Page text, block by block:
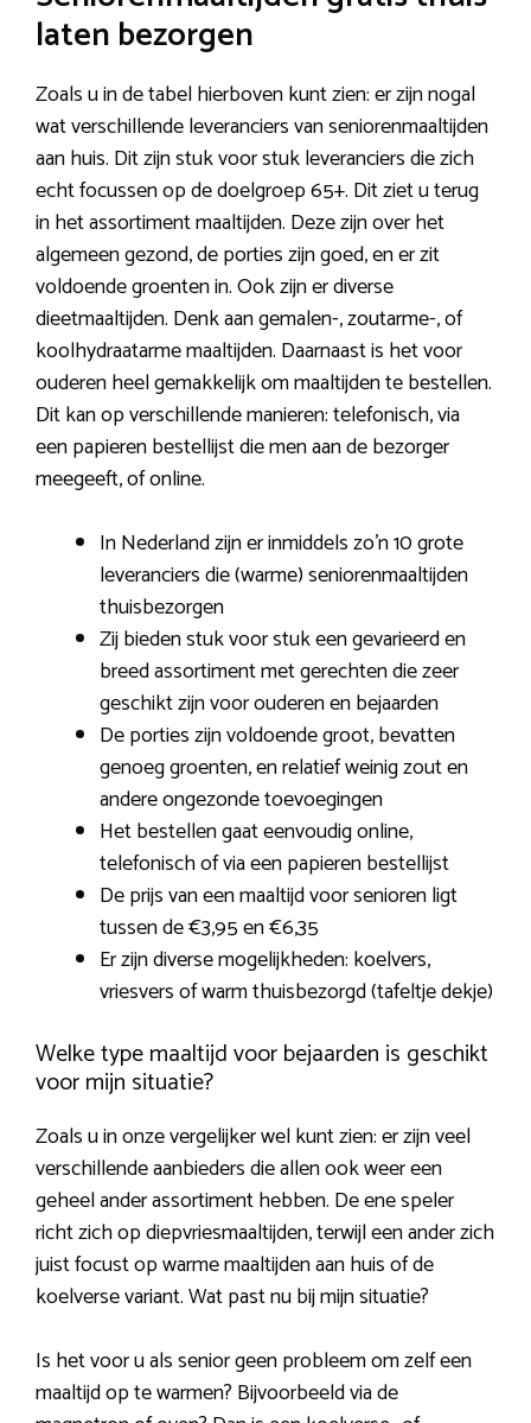
laten bezorgen
Zoals u in de tabel hierboven kunt zien: er zijn nogal
wat verschillende leveranciers van seniorenmaaltijden
aan huis. Dit zijn stuk voor stuk leveranciers die zich
echt focussen op de doelgroep 65+. Dit ziet u terug
in het assortiment maaltijden. Deze zijn over het
algemeen gezond, de porties zijn goed, en er zit
voldoende groenten in. Ook zijn er diverse
dieetmaaltijden. Denk aan gemalen-, zoutarme-, of
koolhydraatarme maaltijden. Daarnaast is het voor
ouderen heel gemakkelijk om maaltijden te bestellen.
Dit kan op verschillende manieren: telefonisch, via
een papieren bestellijst die men aan de bezorger
meegeeft, of online.
In Nederland zijn er inmiddels zo’n 10 grote
leveranciers die (warme) seniorenmaaltijden
thuisbezorgen
Zij bieden stuk voor stuk een gevarieerd en
breed assortiment met gerechten die zeer
geschikt zijn voor ouderen en bejaarden
De porties zijn voldoende groot, bevatten
genoeg groenten, en relatief weinig zout en
andere ongezonde toevoegingen
Het bestellen gaat eenvoudig online,
telefonisch of via een papieren bestellijst
De prijs van een maaltijd voor senioren ligt
tussen de €3,95 en €6,35
Er zijn diverse mogelijkheden: koelvers,
vriesvers of warm thuisbezorgd (tafeltje dekje)
Welke type maaltijd voor bejaarden is geschikt
voor mijn situatie?
Zoals u in onze vergelijker wel kunt zien: er zijn veel
verschillende aanbieders die allen ook weer een
geheel ander assortiment hebben. De ene speler
richt zich op diepvriesmaaltijden, terwijl een ander zich
juist focust op warme maaltijden aan huis of de
koelverse variant. Wat past nu bij mijn situatie?
Is het voor u als senior geen probleem om zelf een
maaltijd op te warmen? Bijvoorbeeld via de